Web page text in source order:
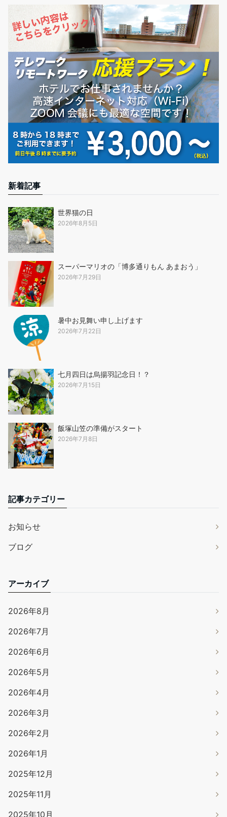
新着記事
世界猫の日
2026年8月5日
スーパーマリオの「博多通りもん あまおう」
2026年7月29日
暑中お見舞い申し上げます
2026年7月22日
七月四日は烏揚羽記念日！？
2026年7月15日
飯塚山笠の準備がスタート
2026年7月8日
記事カテゴリー
お知らせ
ブログ
アーカイブ
2026年8月
2026年7月
2026年6月
2026年5月
2026年4月
2026年3月
2026年2月
2026年1月
2025年12月
2025年11月
2025年10月